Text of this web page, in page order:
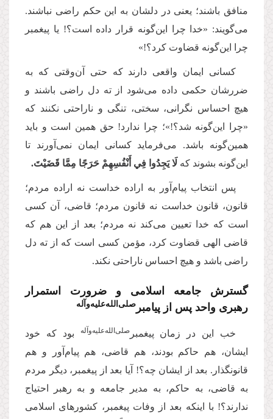
منافق باشند؛ یعنی در دلشان به این حکم راضی نباشند.
می‌گویند: «خدا چرا این‌گونه قرار داده است؟! یا پیغمبر
چرا این‌گونه قضاوت کرد؟!»
کسانی ایمان واقعی دارند که حتی آن‌وقتی که به
ضررشان حکمی داده می‌شود از ته دل راضی باشند و
هیچ احساس نگرانی، سختی، تنگی و ناراحتی نکنند که
«چرا این‌گونه شد؟!»؛ چرا ندارد! حق همین است و باید
همین‌گونه باشد. می‌فرماید کسانی ایمان نمی‌آورند تا
این‌گونه بشوند که لَا يَجِدُوا فِي أَنْفُسِهِمْ حَرَجًا مِمَّا قَضَيْتَ.
پس انتخاب پیام‌آور به اراده خداست نه اراده مردم؛
قانون، قانون خداست نه قانون مردم؛ قاضی، آن کسی
است که خدا تعیین می‌کند نه مردم؛ بعد از این هم که
قاضی الهی قضاوت کرد، مؤمن کسی است که از ته دل
راضی باشد و هیچ احساس ناراحتی نکند.
گسترش جامعه اسلامی و ضرورت استمرار
رهبری واحد پس از پیامبر صلی‌‌الله‌‌علیه‌‌و‌آله
خب این در زمان پیغمبرصلی‌‌الله‌‌علیه‌‌و‌آله
بود که خود
ایشان، هم حاکم بودند، هم قاضی، هم پیام‌آور و هم
قانونگذار. بعد از ایشان چه؟! آیا بعد از پیغمبر، دیگر مردم
به قاضی، به حاکم، به مدیر جامعه و به رهبر احتیاج
ندارند؟! با اینکه بعد از وفات پیغمبر، کشورهای اسلامی